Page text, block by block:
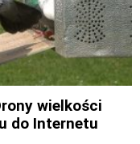
wielkości
do Internetu